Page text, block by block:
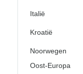
Italië
Kroatië
Noorwegen
Oost-Europa